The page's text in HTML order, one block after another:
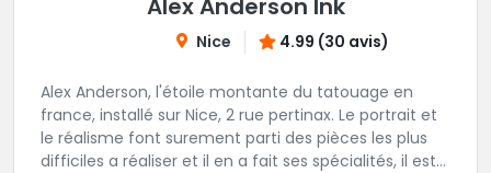
Alex Anderson Ink
Nice 4.99 (30 avis)
Alex Anderson, l'étoile montante du tatouage en
france, installé sur Nice, 2 rue pertinax. Le portrait et
le réalisme font surement parti des pièces les plus
difficiles a réaliser et il en a fait ses spécialités, il est